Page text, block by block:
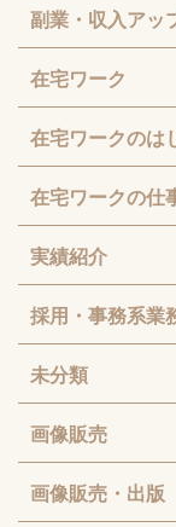
副業・収入アッ
在宅ワーク
在宅ワークのは
在宅ワークの仕
実績紹介
採用・事務系業
未分類
画像販売
画像販売・出版